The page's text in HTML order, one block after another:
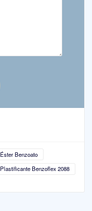
Éster Benzoato
Plastificante Benzoflex 2088